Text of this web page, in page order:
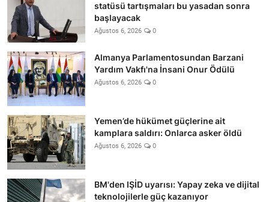
statüsü tartışmaları bu yasadan sonra
başlayacak
Ağustos 6, 2026 0
Almanya Parlamentosundan Barzani
Yardım Vakfı'na İnsani Onur Ödülü
Ağustos 6, 2026 0
Yemen’de hükümet güçlerine ait
kamplara saldırı: Onlarca asker öldü
Ağustos 6, 2026 0
BM'den IŞİD uyarısı: Yapay zeka ve dijital
teknolojilerle güç kazanıyor